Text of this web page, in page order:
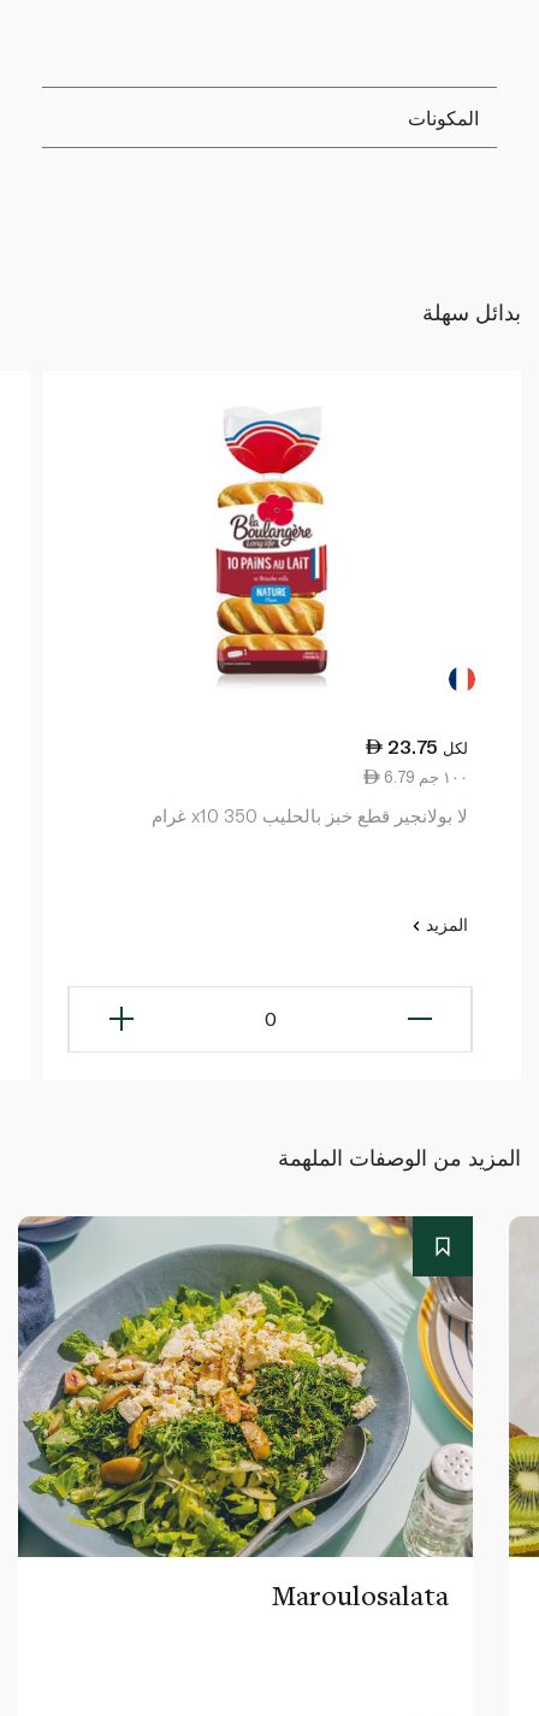
المكونات
بدائل سهلة
23.75 لكل
6.79 ١٠٠ جم
لا بولانجير قطع خبز بالحليب x10 350 غرام
المزيد
0
المزيد من الوصفات الملهمة
Maroulosalata